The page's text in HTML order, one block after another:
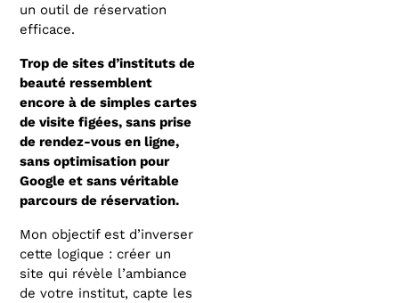
un outil de réservation
efficace.
Trop de sites d’instituts de
beauté ressemblent
encore à de simples cartes
de visite figées, sans prise
de rendez-vous en ligne,
sans optimisation pour
Google et sans véritable
parcours de réservation.
Mon objectif est d’inverser
cette logique : créer un
site qui révèle l’ambiance
de votre institut, capte les